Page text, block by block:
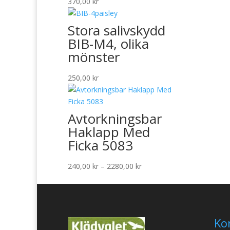
Stora salivskydd
BIB-M4, olika
mönster
250,00 kr
Avtorkningsbar
Haklapp Med
Ficka 5083
240,00 kr – 2280,00 krPrisintervall: